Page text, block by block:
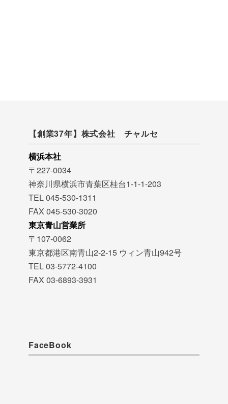
【創業37年】株式会社 チャルセ
横浜本社
〒227-0034
神奈川県横浜市青葉区桂台1-1-1-203
TEL 045-530-1311
FAX 045-530-3020
東京青山営業所
〒107-0062
東京都港区南青山2-2-15 ウィン青山942号
TEL 03-5772-4100
FAX 03-6893-3931
FaceBook